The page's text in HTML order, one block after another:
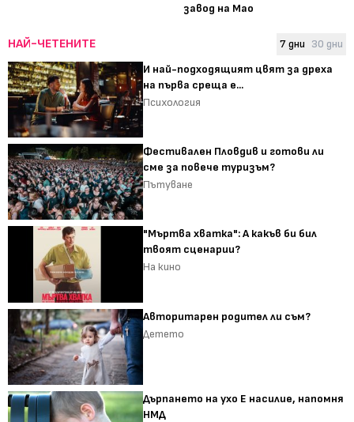
завод на Мао
НАЙ-ЧЕТЕНИТЕ 7 дни 30 дни
И най-подходящият цвят за дреха
на първа среща е...
Психология
Фестивален Пловдив и готови ли
сме за повече туризъм?
Пътуване
"Мъртва хватка": А какъв би бил
твоят сценарии?
На кино
Авторитарен родител ли съм?
Детето
Дърпането на ухо Е насилие, напомня
НМД